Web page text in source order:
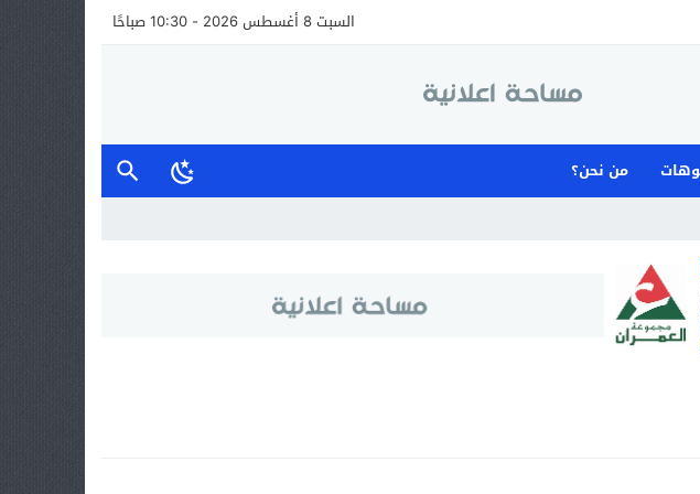
السبت 8 أغسطس 2026 - 10:30 صباحًا
من نحن؟